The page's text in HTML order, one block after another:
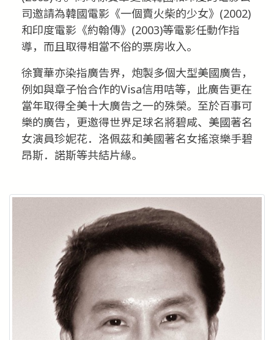
司邀請為韓國電影《一個賣火柴的少女》(2002)
和印度電影《約翰傳》(2003)等電影任動作指
導，而且取得相當不俗的票房收入。
徐寶華亦染指廣告界，炮製多個大型美國廣告，
例如與章子怡合作的Visa信用咭等，此廣告更在
當年取得全美十大廣告之一的殊榮。至於百事可
樂的廣告，更邀得世界足球名將碧咸、美國著名
女演員珍妮花．洛佩茲和美國著名女搖滾樂手碧
昂斯．諾斯等共結片緣。